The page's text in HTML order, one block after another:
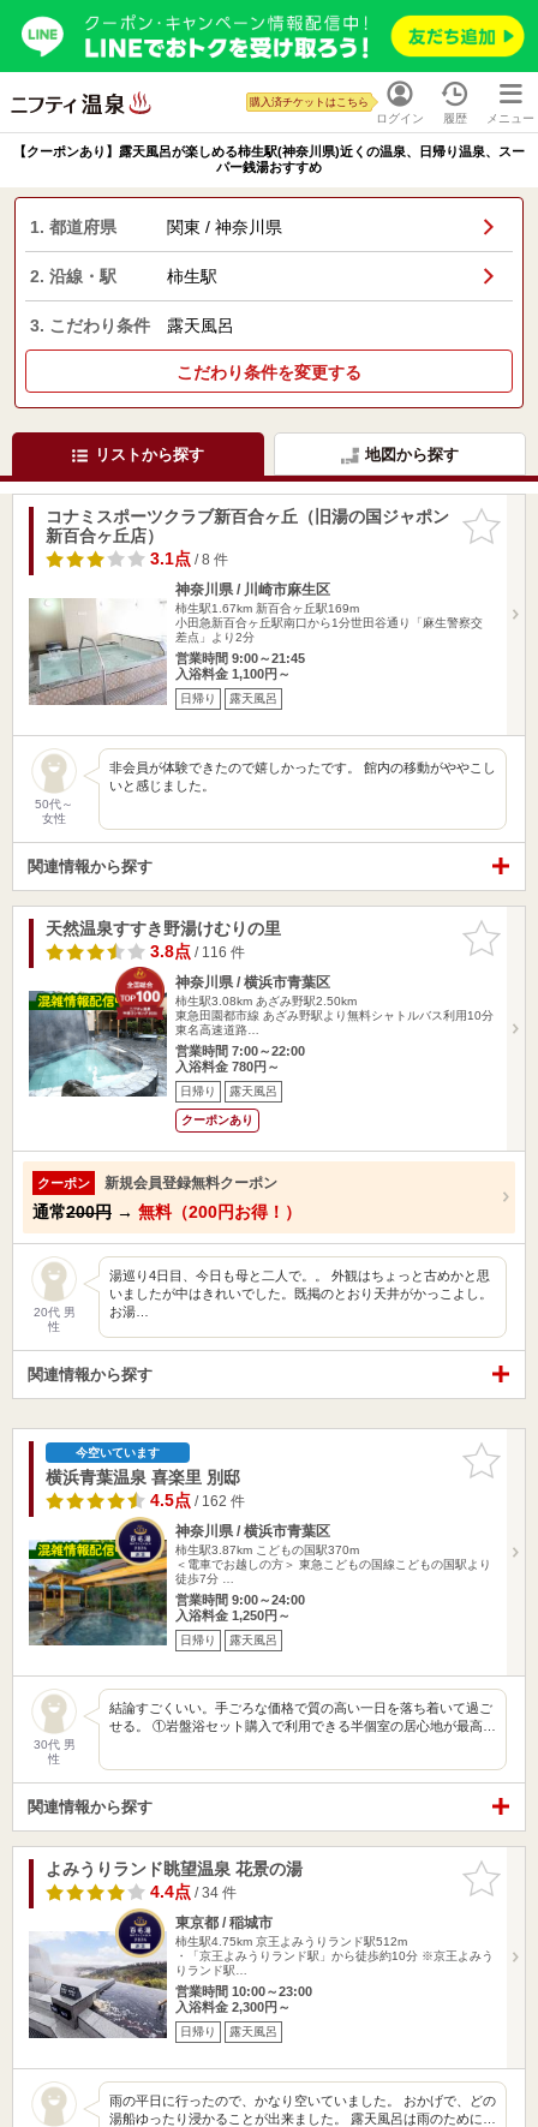
ログイン
購入済チケットはこちら
履歴 メニュー
【クーポンあり】露天風呂が楽しめる柿生駅(神奈川県)近くの温泉、日帰り温泉、スー
パー銭湯おすすめ
1. 都道府県 関東 / 神奈川県
2. 沿線・駅 柿生駅
3. こだわり条件 露天風呂
こだわり条件を変更する
リストから探す 地図から探す
お気に入
りに追加
コナミスポーツクラブ新百合ヶ丘（旧湯の国ジャポン
新百合ヶ丘店）
3.1点/ 8 件
神奈川県 / 川崎市麻生区
柿生駅1.67km 新百合ヶ丘駅169m
小田急新百合ヶ丘駅南口から1分世田谷通り「麻生警察交
差点」より2分
営業時間 9:00～21:45
入浴料金 1,100円～
日帰り 露天風呂
50代～
女性
非会員が体験できたので嬉しかったです。 館内の移動がややこし
いと感じました。
関連情報から探す
お気に入
りに追加
天然温泉すすき野湯けむりの里
3.8点/ 116 件
神奈川県 / 横浜市青葉区
柿生駅3.08km あざみ野駅2.50km
東急田園都市線 あざみ野駅より無料シャトルバス利用10分
東名高速道路…
営業時間 7:00～22:00
入浴料金 780円～
日帰り 露天風呂
クーポンあり
クーポン 新規会員登録無料クーポン
通常200円 → 無料（200円お得！）
20代 男
性
湯巡り4日目、今日も母と二人で。。 外観はちょっと古めかと思
いましたが中はきれいでした。既掲のとおり天井がかっこよし。
お湯…
関連情報から探す
お気に入
りに追加
今空いています
横浜青葉温泉 喜楽里 別邸
4.5点/ 162 件
神奈川県 / 横浜市青葉区
柿生駅3.87km こどもの国駅370m
＜電車でお越しの方＞ 東急こどもの国線こどもの国駅より
徒歩7分 …
営業時間 9:00～24:00
入浴料金 1,250円～
日帰り 露天風呂
30代 男
性
結論すごくいい。手ごろな価格で質の高い一日を落ち着いて過ご
せる。 ①岩盤浴セット購入で利用できる半個室の居心地が最高…
関連情報から探す
お気に入
りに追加
よみうりランド眺望温泉 花景の湯
4.4点/ 34 件
東京都 / 稲城市
柿生駅4.75km 京王よみうりランド駅512m
・「京王よみうりランド駅」から徒歩約10分 ※京王よみう
りランド駅…
営業時間 10:00～23:00
入浴料金 2,300円～
日帰り 露天風呂
雨の平日に行ったので、かなり空いていました。 おかげで、どの
湯船ゆったり浸かることが出来ました。 露天風呂は雨のために…